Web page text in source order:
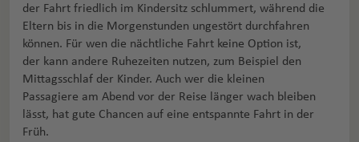
der Fahrt friedlich im Kindersitz schlummert, während die
Eltern bis in die Morgenstunden ungestört durchfahren
können. Für wen die nächtliche Fahrt keine Option ist,
der kann andere Ruhezeiten nutzen, zum Beispiel den
Mittagsschlaf der Kinder. Auch wer die kleinen
Passagiere am Abend vor der Reise länger wach bleiben
lässt, hat gute Chancen auf eine entspannte Fahrt in der
Früh.